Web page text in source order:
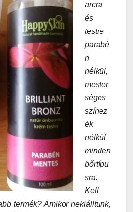
arcra
és
testre
parabé
n
nélkül,
mester
séges
színez
ék
nélkül
minden
bőrtípu
sra.
Kell
termék? Amikor nekiálltunk,